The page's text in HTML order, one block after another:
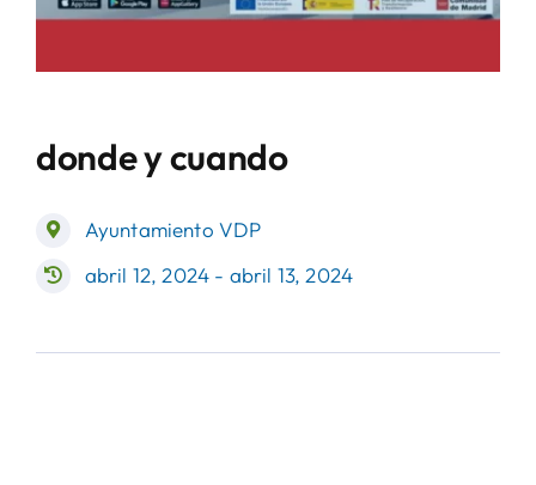
donde y cuando
Ayuntamiento VDP
abril 12, 2024 - abril 13, 2024